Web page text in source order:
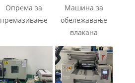
Опрема за
премазивање
Машина за
обележавање
влакана